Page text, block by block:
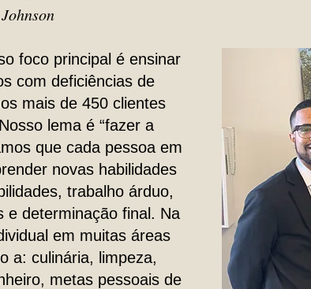
foco principal é ensinar
com deficiências de
mais de 450 clientes
lema é “fazer a
que cada pessoa em
novas habilidades
trabalho árduo,
e determinação final. Na
em muitas áreas
a: culinária, limpeza,
metas pessoais de